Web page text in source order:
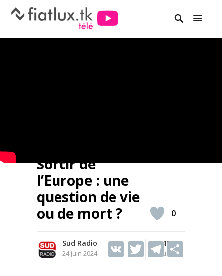
Sortir de
l’Europe : une
question de vie
ou de mort ?
Sud Radio
24 juin 2024
248
Vues
V T T
0